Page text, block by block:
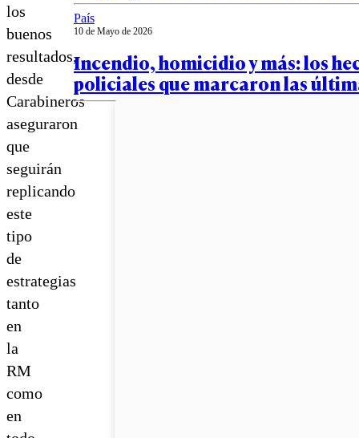
los
buenos
resultados,
desde
Carabineros
aseguraron
que
seguirán
replicando
este
tipo
de
estrategias
tanto
en
la
RM
como
en
País
10 de Mayo de 2026
Incendio, homicidio y más: los
policiales que marcaron las